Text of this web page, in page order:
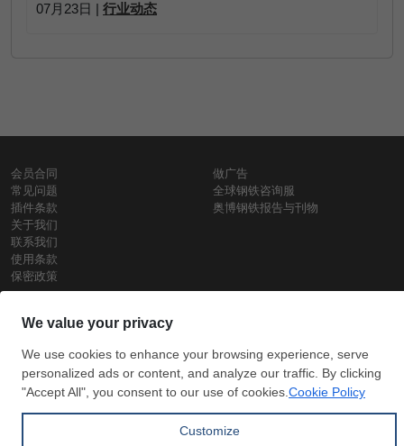
07月23日 | 行业动态
会员合同
常见问题
插件条款
关于我们
联系我们
使用条款
保密政策
做广告
全球钢铁咨询服
奥博钢铁报告与刊物
钢材价格
每日废钢价格
盘条价格
订
阅
信用卡支
付
支付宝支
付